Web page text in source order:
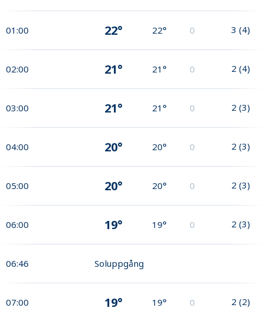
01:00 22° 22° 0 3 (4)
02:00 21° 21° 0 2 (4)
03:00 21° 21° 0 2 (3)
04:00 20° 20° 0 2 (3)
05:00 20° 20° 0 2 (3)
06:00 19° 19° 0 2 (3)
06:46 Soluppgång
07:00 19° 19° 0 2 (2)